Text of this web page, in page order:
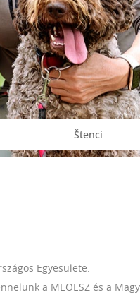
Štenci
Egyesülete.
a MEOESZ és a